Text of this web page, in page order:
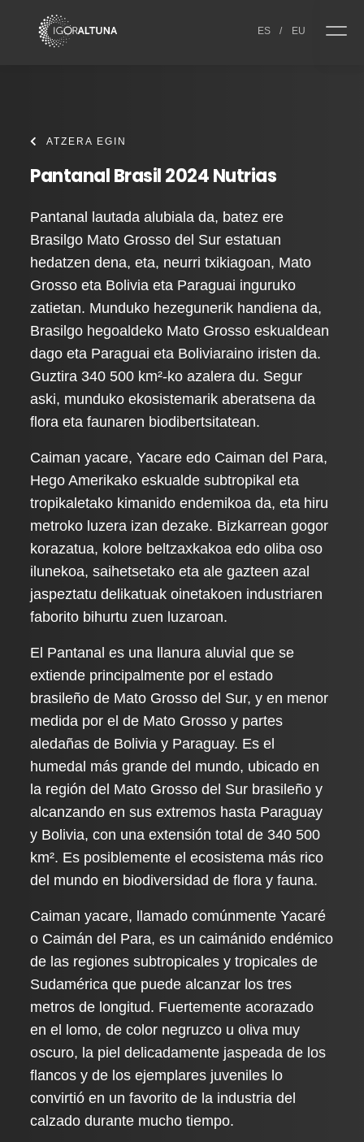
ES / EU
ATZERA EGIN
Pantanal Brasil 2024 Nutrias
Pantanal lautada alubiala da, batez ere
Brasilgo Mato Grosso del Sur estatuan
hedatzen dena, eta, neurri txikiagoan, Mato
Grosso eta Bolivia eta Paraguai inguruko
zatietan. Munduko hezegunerik handiena da,
Brasilgo hegoaldeko Mato Grosso eskualdean
dago eta Paraguai eta Boliviaraino iristen da.
Guztira 340 500 km²-ko azalera du. Segur
aski, munduko ekosistemarik aberatsena da
flora eta faunaren biodibertsitatean.
Caiman yacare, Yacare edo Caiman del Para,
Hego Amerikako eskualde subtropikal eta
tropikaletako kimanido endemikoa da, eta hiru
metroko luzera izan dezake. Bizkarrean gogor
korazatua, kolore beltzaxkakoa edo oliba oso
ilunekoa, saihetsetako eta ale gazteen azal
jaspeztatu delikatuak oinetakoen industriaren
faborito bihurtu zuen luzaroan.
El Pantanal es una llanura aluvial que se
extiende principalmente por el estado
brasileño de Mato Grosso del Sur, y en menor
medida por el de Mato Grosso y partes
aledañas de Bolivia y Paraguay. Es el
humedal más grande del mundo, ubicado en
la región del Mato Grosso del Sur brasileño y
alcanzando en sus extremos hasta Paraguay
y Bolivia, con una extensión total de 340 500
km². Es posiblemente el ecosistema más rico
del mundo en biodiversidad de flora y fauna.
Caiman yacare, llamado comúnmente Yacaré
o Caimán del Para, es un caimánido endémico
de las regiones subtropicales y tropicales de
Sudamérica que puede alcanzar los tres
metros de longitud. Fuertemente acorazado
en el lomo, de color negruzco u oliva muy
oscuro, la piel delicadamente jaspeada de los
flancos y de los ejemplares juveniles lo
convirtió en un favorito de la industria del
calzado durante mucho tiempo.